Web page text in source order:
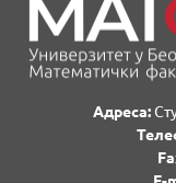
Адреса: